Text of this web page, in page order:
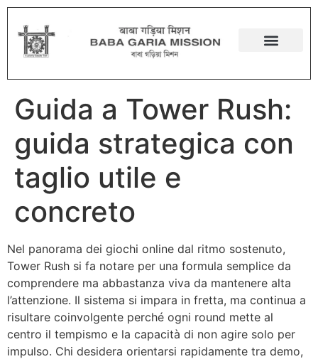
Guida a Tower Rush:
guida strategica con
taglio utile e
concreto
Nel panorama dei giochi online dal ritmo sostenuto,
Tower Rush si fa notare per una formula semplice da
comprendere ma abbastanza viva da mantenere alta
l’attenzione. Il sistema si impara in fretta, ma continua a
risultare coinvolgente perché ogni round mette al
centro il tempismo e la capacità di non agire solo per
impulso. Chi desidera orientarsi rapidamente tra demo,